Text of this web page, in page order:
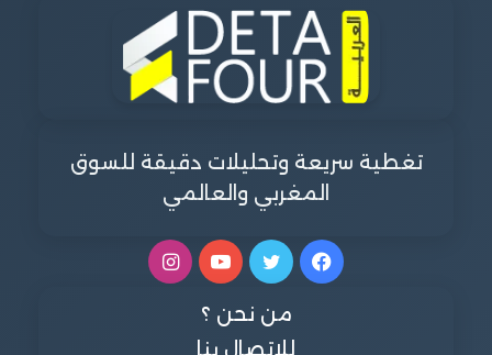
تغطية سريعة وتحليلات دقيقة للسوق
المغربي والعالمي
فيسبوكتويتر يوتيوبانستقرام
من نحن ؟
للإتصال بنا